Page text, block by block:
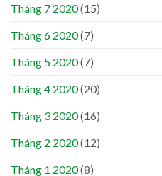
Tháng 7 2020(15)
Tháng 6 2020(7)
Tháng 5 2020(7)
Tháng 4 2020(20)
Tháng 3 2020(16)
Tháng 2 2020(12)
Tháng 1 2020(8)